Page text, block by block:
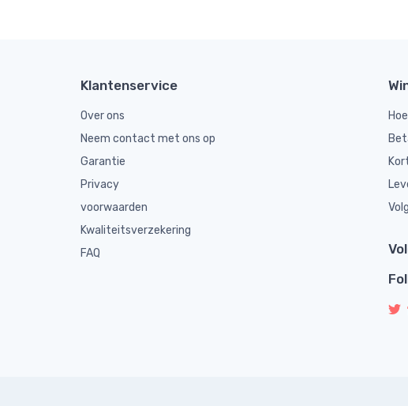
Klantenservice
Over ons
Neem contact met ons op
Garantie
Privacy
voorwaarden
Kwaliteitsverzekering
FAQ